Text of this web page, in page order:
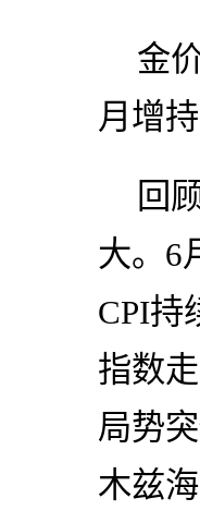
金
月增
回
大。6
CPI持
指数
局势
木兹